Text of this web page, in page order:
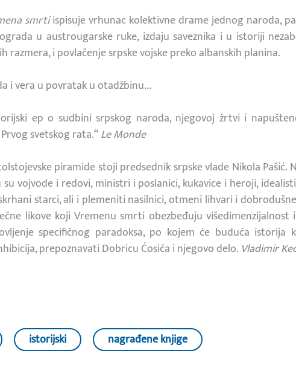
smrtiispisuje vrhunac kolektivne drame jednog naroda,
u austrougarske ruke, izdaju saveznika i u istoriji
razmera, i povlačenje srpske vojske preko albanskih planina.
i vera u povratak u otadžbinu...
ep o sudbini srpskog naroda, njegovoj žrtvi i
svetskog rata.“Le Monde
piramide stoji predsednik srpske vlade Nikola Pašić.
su vojvode i redovi, ministri i poslanici, kukavice i heroji,
starci, ali i plemeniti nasilnici, otmeni lihvari i
likove koji Vremenu smrti obezbeđuju
specifičnog paradoksa, po kojem će buduća istorija
prepoznavati Dobricu Ćosića i njegovo delo. Vladimir
istorijski nagrađene knjige